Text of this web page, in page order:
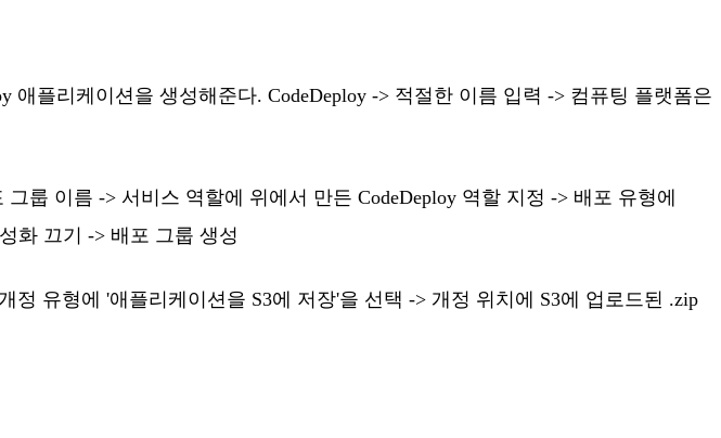
플리케이션을 생성해준다. CodeDeploy -> 적절한 이름 입력 -> 컴퓨팅 플랫폼은
룹 이름 -> 서비스 역할에 위에서 만든 CodeDeploy 역할 지정 -> 배포 유형에
화 끄기 -> 배포 그룹 생성
유형에 '애플리케이션을 S3에 저장'을 선택 -> 개정 위치에 S3에 업로드된 .zip